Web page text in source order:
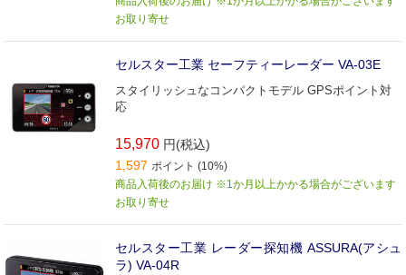
お取り寄せ
セルスター工業 セーフティーレーダー VA-03E
スタイリッシュなコンパクトモデル GPSポイント対
応
15,970 円(税込)
1,597 ポイント (10%)
商品入荷後のお届け ※1か月以上かかる場合がございます
お取り寄せ
セルスター工業 レーダー探知機 ASSURA(アシュ
ラ) VA-04R